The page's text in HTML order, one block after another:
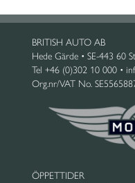
BRITISH AUTO AB
Hede Gärde • SE-443 60
Tel +46 (0)302 10 000 •
Org.nr/VAT No.
ÖPPETTIDER